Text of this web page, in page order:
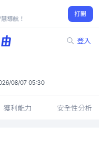
導航！
打開
登入
08/07 05:30
獲利能力 安全性分析